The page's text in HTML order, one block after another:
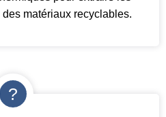
matériaux recyclables.